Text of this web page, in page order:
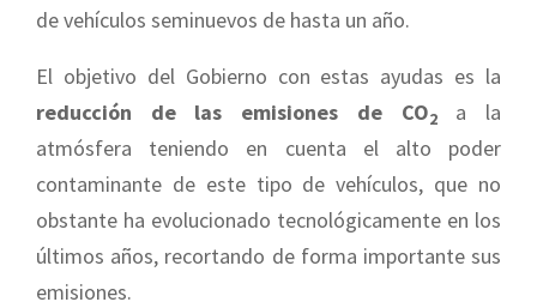
de vehículos seminuevos de hasta un año.
El objetivo del Gobierno con estas ayudas es la
reducción de las emisiones de CO2a la
atmósfera teniendo en cuenta el alto poder
contaminante de este tipo de vehículos, que no
obstante ha evolucionado tecnológicamente en los
últimos años, recortando de forma importante sus
emisiones.